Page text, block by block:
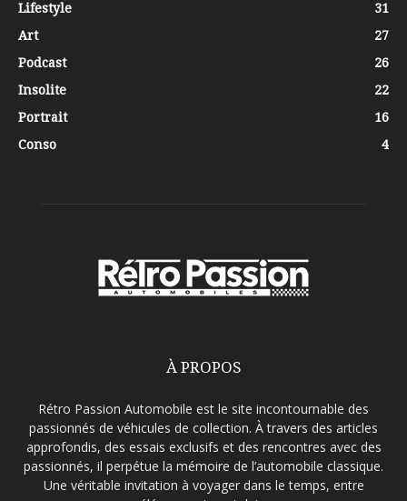
Lifestyle
31
Art
27
Podcast
26
Insolite
22
Portrait
16
Conso
4
À PROPOS
Rétro Passion Automobile est le site incontournable des
passionnés de véhicules de collection. À travers des articles
approfondis, des essais exclusifs et des rencontres avec des
passionnés, il perpétue la mémoire de l’automobile classique.
Une véritable invitation à voyager dans le temps, entre